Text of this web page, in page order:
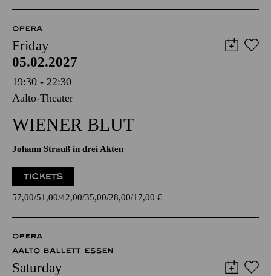
OPERA
Friday
05.02.2027
19:30 - 22:30
Aalto-Theater
WIENER BLUT
Johann Strauß in drei Akten
TICKETS
57,00 51,00 42,00 35,00 28,00 17,00 €
OPERA
AALTO BALLETT ESSEN
Saturday